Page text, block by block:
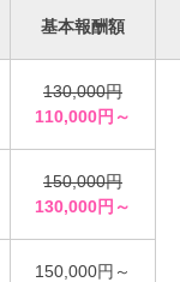
基本報酬額
130,000円
110,000円～
150,000円
130,000円～
150,000円～